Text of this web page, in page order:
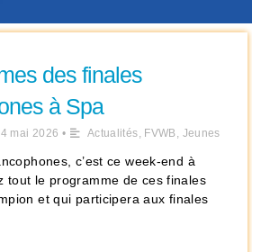
des finales
à Spa
mai 2026 • Actualités, FVWB, Jeunes
c’est ce week-end à
tout le programme de ces finales
et qui participera aux finales